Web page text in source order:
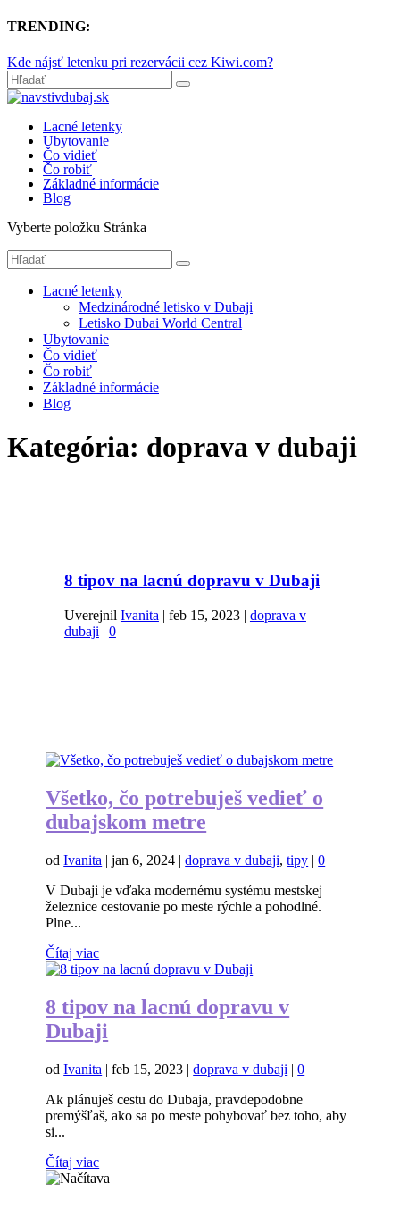
TRENDING:
Kde nájsť letenku pri rezervácii cez Kiwi.com?
Lacné letenky
Ubytovanie
Čo vidieť
Čo robiť
Základné informácie
Blog
Vyberte položku Stránka
Lacné letenky
Medzinárodné letisko v Dubaji
Letisko Dubai World Central
Ubytovanie
Čo vidieť
Čo robiť
Základné informácie
Blog
Kategória: doprava v dubaji
8 tipov na lacnú dopravu v Dubaji
Uverejnil Ivanita | feb 15, 2023| doprava v
dubaji | 0
Všetko, čo potrebuješ vedieť o
dubajskom metre
odIvanita |jan 6, 2024 |doprava v dubaji,tipy |0
V Dubaji je vďaka modernému systému mestskej
železnice cestovanie po meste rýchle a pohodlné.
Plne...
Čítaj viac
8 tipov na lacnú dopravu v
Dubaji
odIvanita |feb 15, 2023 |doprava v dubaji |0
Ak plánuješ cestu do Dubaja, pravdepodobne
premýšľaš, ako sa po meste pohybovať bez toho, aby
si...
Čítaj viac